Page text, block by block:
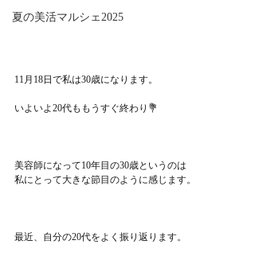
夏の美活マルシェ2025
11月18日で私は30歳になります。
いよいよ20代ももうすぐ終わり💐
美容師になって10年目の30歳というのは
私にとって大きな節目のように感じます。
最近、自分の20代をよく振り返ります。